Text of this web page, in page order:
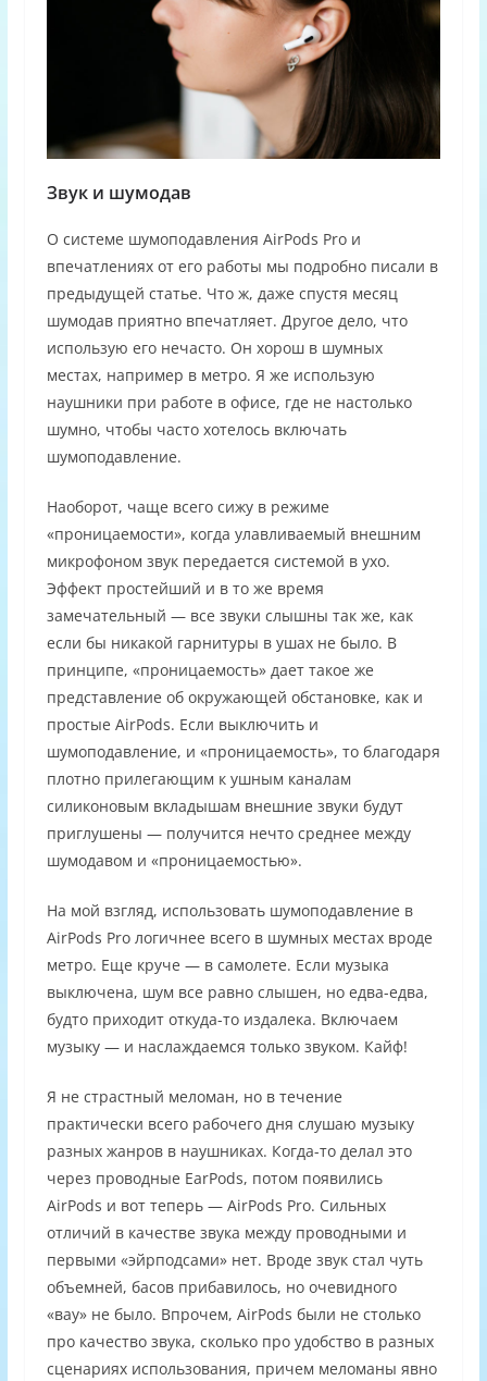
Звук и шумодав
О системе шумоподавления AirPods Pro и
впечатлениях от его работы мы подробно писали в
предыдущей статье. Что ж, даже спустя месяц
шумодав приятно впечатляет. Другое дело, что
использую его нечасто. Он хорош в шумных
местах, например в метро. Я же использую
наушники при работе в офисе, где не настолько
шумно, чтобы часто хотелось включать
шумоподавление.
Наоборот, чаще всего сижу в режиме
«проницаемости», когда улавливаемый внешним
микрофоном звук передается системой в ухо.
Эффект простейший и в то же время
замечательный — все звуки слышны так же, как
если бы никакой гарнитуры в ушах не было. В
принципе, «проницаемость» дает такое же
представление об окружающей обстановке, как и
простые AirPods. Если выключить и
шумоподавление, и «проницаемость», то благодаря
плотно прилегающим к ушным каналам
силиконовым вкладышам внешние звуки будут
приглушены — получится нечто среднее между
шумодавом и «проницаемостью».
На мой взгляд, использовать шумоподавление в
AirPods Pro логичнее всего в шумных местах вроде
метро. Еще круче — в самолете. Если музыка
выключена, шум все равно слышен, но едва-едва,
будто приходит откуда-то издалека. Включаем
музыку — и наслаждаемся только звуком. Кайф!
Я не страстный меломан, но в течение
практически всего рабочего дня слушаю музыку
разных жанров в наушниках. Когда-то делал это
через проводные EarPods, потом появились
AirPods и вот теперь — AirPods Pro. Сильных
отличий в качестве звука между проводными и
первыми «эйрподсами» нет. Вроде звук стал чуть
объемней, басов прибавилось, но очевидного
«вау» не было. Впрочем, AirPods были не столько
про качество звука, сколько про удобство в разных
сценариях использования, причем меломаны явно